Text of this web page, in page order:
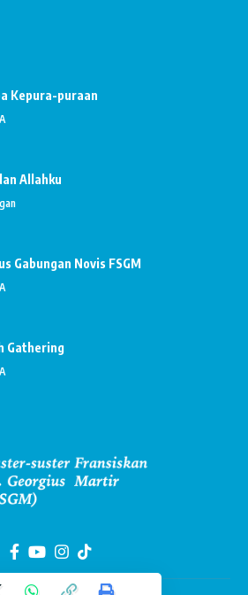
Kepura-puraan
Allahku
Gabungan Novis FSGM
Gathering